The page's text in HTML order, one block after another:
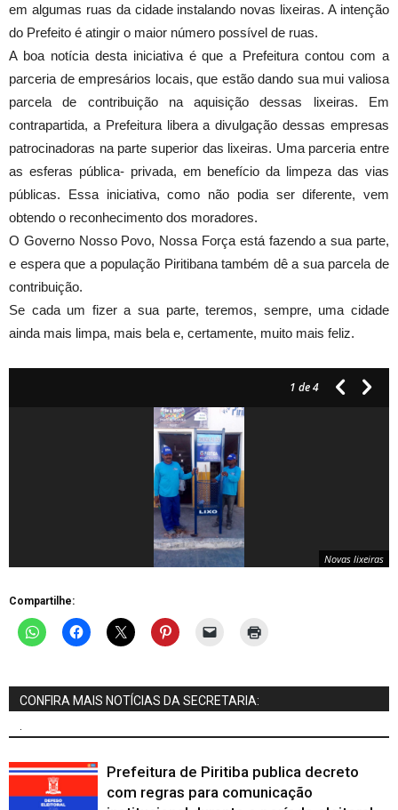
em algumas ruas da cidade instalando novas lixeiras. A intenção
do Prefeito é atingir o maior número possível de ruas.
A boa notícia desta iniciativa é que a Prefeitura contou com a
parceria de empresários locais, que estão dando sua mui valiosa
parcela de contribuição na aquisição dessas lixeiras. Em
contrapartida, a Prefeitura libera a divulgação dessas empresas
patrocinadoras na parte superior das lixeiras. Uma parceria entre
as esferas pública- privada, em benefício da limpeza das vias
públicas. Essa iniciativa, como não podia ser diferente, vem
obtendo o reconhecimento dos moradores.
O Governo Nosso Povo, Nossa Força está fazendo a sua parte,
e espera que a população Piritibana também dê a sua parcela de
contribuição.
Se cada um fizer a sua parte, teremos, sempre, uma cidade
ainda mais limpa, mais bela e, certamente, muito mais feliz.
1 de 4
Novas lixeiras
Compartilhe:
CONFIRA MAIS NOTÍCIAS DA SECRETARIA:
Prefeitura de Piritiba publica decreto
com regras para comunicação